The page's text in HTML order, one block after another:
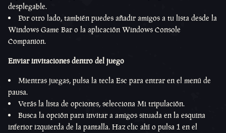
desplegable.
Por otro lado, también puedes añadir amigos a tu lista desde la
Windows Game Bar o la aplicación Windows Console
Companion.
Enviar invitaciones dentro del juego
Mientras juegas, pulsa la tecla Esc para entrar en el menú de
pausa.
Verás la lista de opciones, selecciona Mi tripulación.
Busca la opción para invitar a amigos situada en la esquina
inferior izquierda de la pantalla. Haz clic ahí o pulsa 1 en el